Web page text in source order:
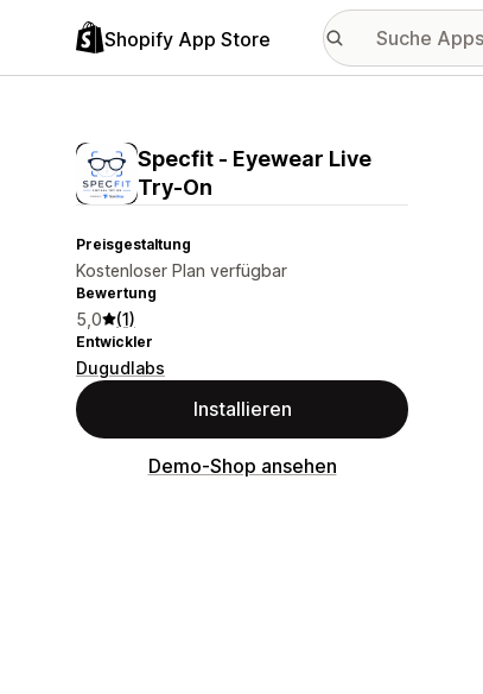
Shopify App Store
Specfit ‑ Eyewear Live
Try‑On
Preisgestaltung
Kostenloser Plan verfügbar
Bewertung
5,0 (1)
Entwickler
Dugudlabs
Installieren
Demo-Shop ansehen